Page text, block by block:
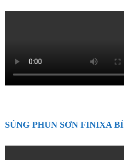
SÚNG PHUN SƠN FINIXA BỈ